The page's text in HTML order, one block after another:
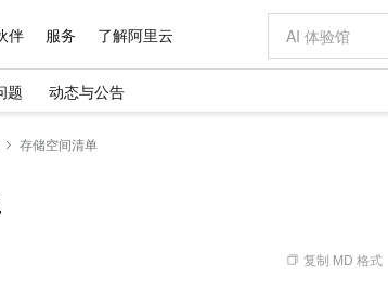
伴 服务 了解阿里云
题 动态与公告
存储空间清单
复制 MD 格式
轻松解锁专属
AI 特惠 AI 场景体
从图文生成到
价格计算器
自助选配和估算价格
配置报价
数据与 API 基础软件
成为产品伙伴 产品伙伴
企业增值服务 阿里云认
最佳实践 市场活动